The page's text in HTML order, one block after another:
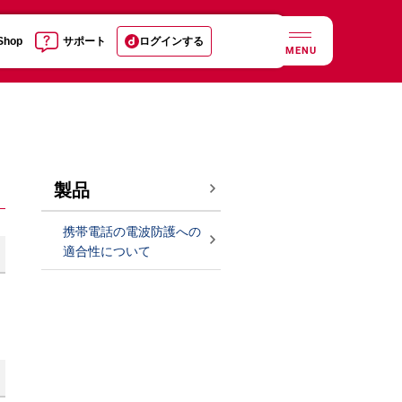
サポート ログインする
MENU
製品
携帯電話の電波防護への
適合性について